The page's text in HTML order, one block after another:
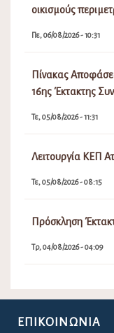
οικισμούς
Πε, 06/08/2026 - 10:31
Πίνακας
16ης Έκτακτης
Τε, 05/08/2026 - 11:31
Λειτουργία ΚΕΠ
Τε, 05/08/2026 - 08:15
Πρόσκληση
Τρ, 04/08/2026 - 04:09
ΕΠΙΚΟΙΝΩΝΊΑ